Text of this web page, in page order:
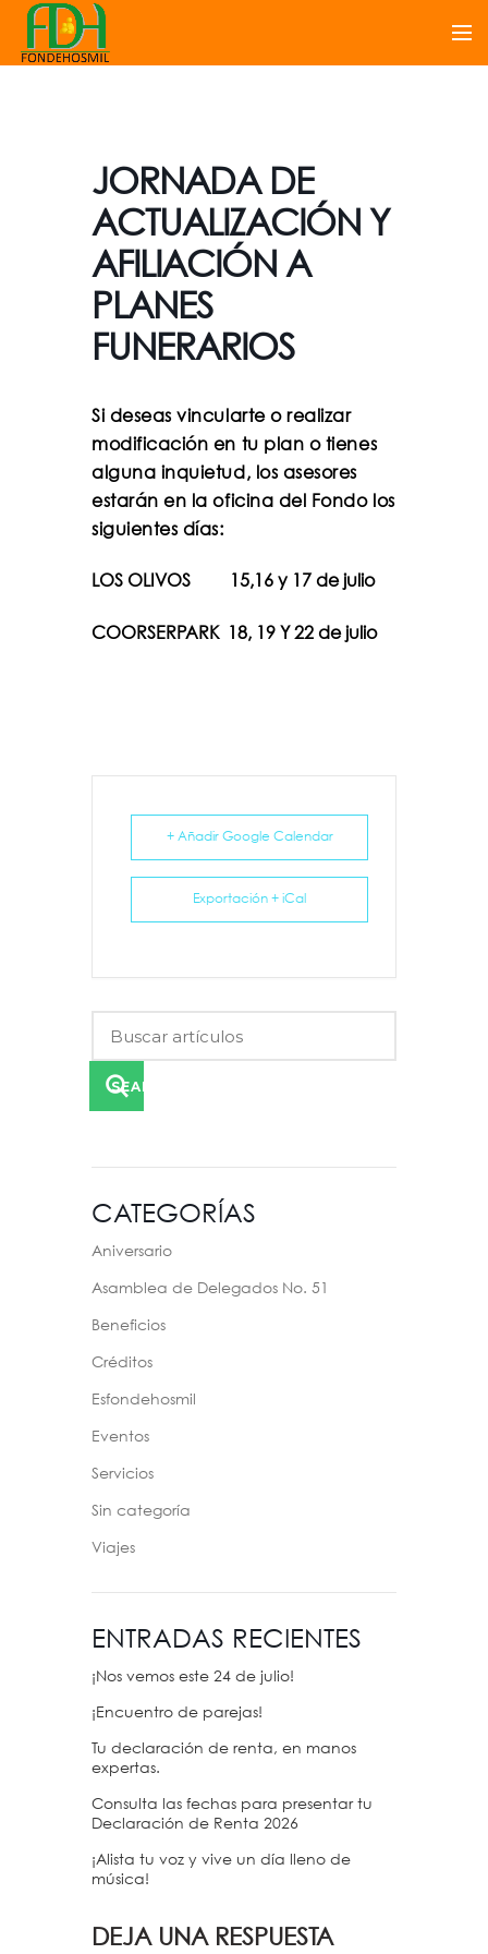
JORNADA DE
ACTUALIZACIÓN Y
AFILIACIÓN A
PLANES
FUNERARIOS
Si deseas vincularte o realizar
modificación en tu plan o tienes
alguna inquietud, los asesores
estarán en la oficina del Fondo los
siguientes días:
LOS OLIVOS 15,16 y 17 de julio
COORSERPARK 18, 19 Y 22 de julio
+ Añadir Google Calendar
Exportación + iCal
SEARCH
CATEGORÍAS
Aniversario
Asamblea de Delegados No. 51
Beneficios
Créditos
Esfondehosmil
Eventos
Servicios
Sin categoría
Viajes
ENTRADAS RECIENTES
¡Nos vemos este 24 de julio!
¡Encuentro de parejas!
Tu declaración de renta, en manos
expertas.
Consulta las fechas para presentar tu
Declaración de Renta 2026
¡Alista tu voz y vive un día lleno de
música!
DEJA UNA RESPUESTA